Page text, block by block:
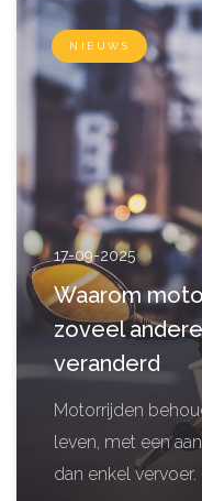
NIEUWS
17-09-2025
Waarom
zoveel
veranderd
Motorrijden
leven, met een
dan enkel vervoer.